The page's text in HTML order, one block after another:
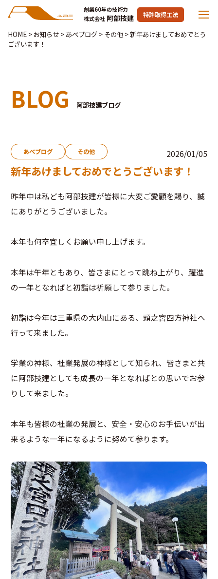
創業60年の技術力
株式会社 阿部技建 特許取得工法
HOME> お知らせ> あべブログ> その他>新年あけましておめでとう
ございます！
BLOG 阿部技建ブログ
あべブログ その他 2026/01/05
新年あけましておめでとうございます！
昨年中は私ども阿部技建が皆様に大変ご愛顧を賜り、誠
にありがとうございました。
本年も何卒宜しくお願い申し上げます。
本年は午年ともあり、皆さまにとって跳ね上がり、躍進
の一年となればと初詣は祈願して参りました。
初詣は今年は三重県の大内山にある、頭之宮四方神社へ
行って来ました。
学業の神様、社業発展の神様として知られ、皆さまと共
に阿部技建としても成長の一年となればとの思いでお参
りして来ました。
本年も皆様の社業の発展と、安全・安心のお手伝いが出
来るような一年になるように努めて参ります。